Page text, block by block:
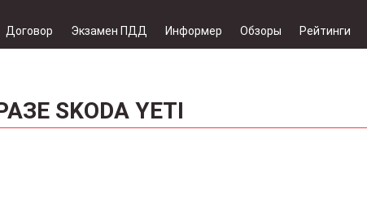
Договор Экзамен ПДД Информер Обзоры Рейтинги
SKODA YETI